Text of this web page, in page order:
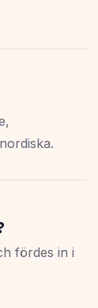
fördes in i